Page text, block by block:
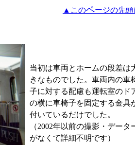
▲このページの先
当初は車両とホームの段差は
きなものでした。車両内の車
子に対する配慮も運転室のド
の横に車椅子を固定する金具
付いているだけでした。
（2002年以前の撮影・データ
がなくて詳細不明です）